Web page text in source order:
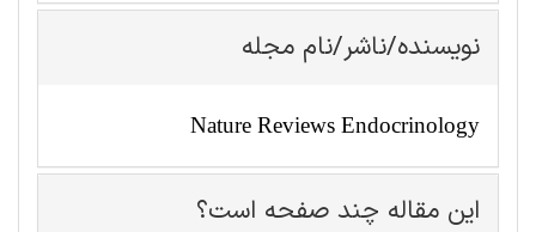
نویسنده/ناشر/نام مجله
Nature Reviews Endocrinology
این مقاله چند صفحه است؟